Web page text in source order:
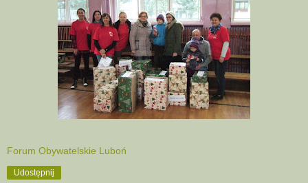
Forum Obywatelskie Luboń
Udostępnij